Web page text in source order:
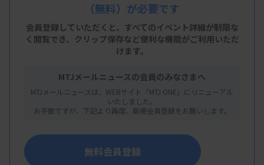
主 催
日本臨床衛生検査技師会
概 要
・講演1：腎動脈を含む腎臓の話（仮）
（無料）が必要です
会員登録していただくと、すべてのイベント詳細が制限な
く閲覧でき、 クリップ保存など便利な機能がご利用いただ
けます。
MTJメールニュースの会員のみなさまへ
MTJメールニュースは、WEBサイト「MTJ ONE」にリニューアル
いたしました。
お手数ですが、下記より再度、新規会員登録をお願いします。
無料会員登録